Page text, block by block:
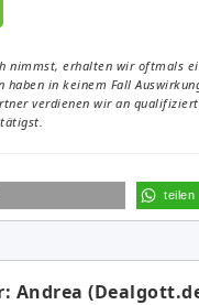
nimmst, erhalten wir oftmals
in keinem Fall
verdienen wir an
teilen
Andrea